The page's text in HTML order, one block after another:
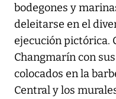
bodegones y
deleitarse en el
ejecución pictórica.
Changmarín con
colocados en la
Central y los